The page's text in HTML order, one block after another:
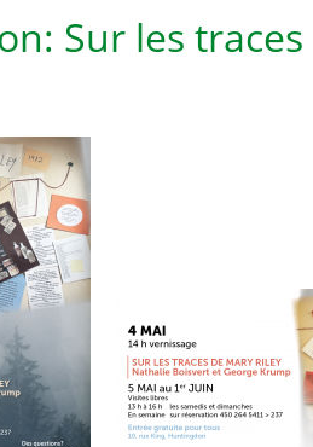
Sur les